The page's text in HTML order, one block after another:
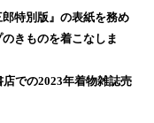
特別版』の表紙を務め
きものを着こなしま
での2023年着物雑誌売